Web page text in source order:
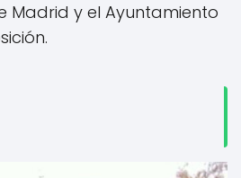
Madrid y el Ayuntamiento